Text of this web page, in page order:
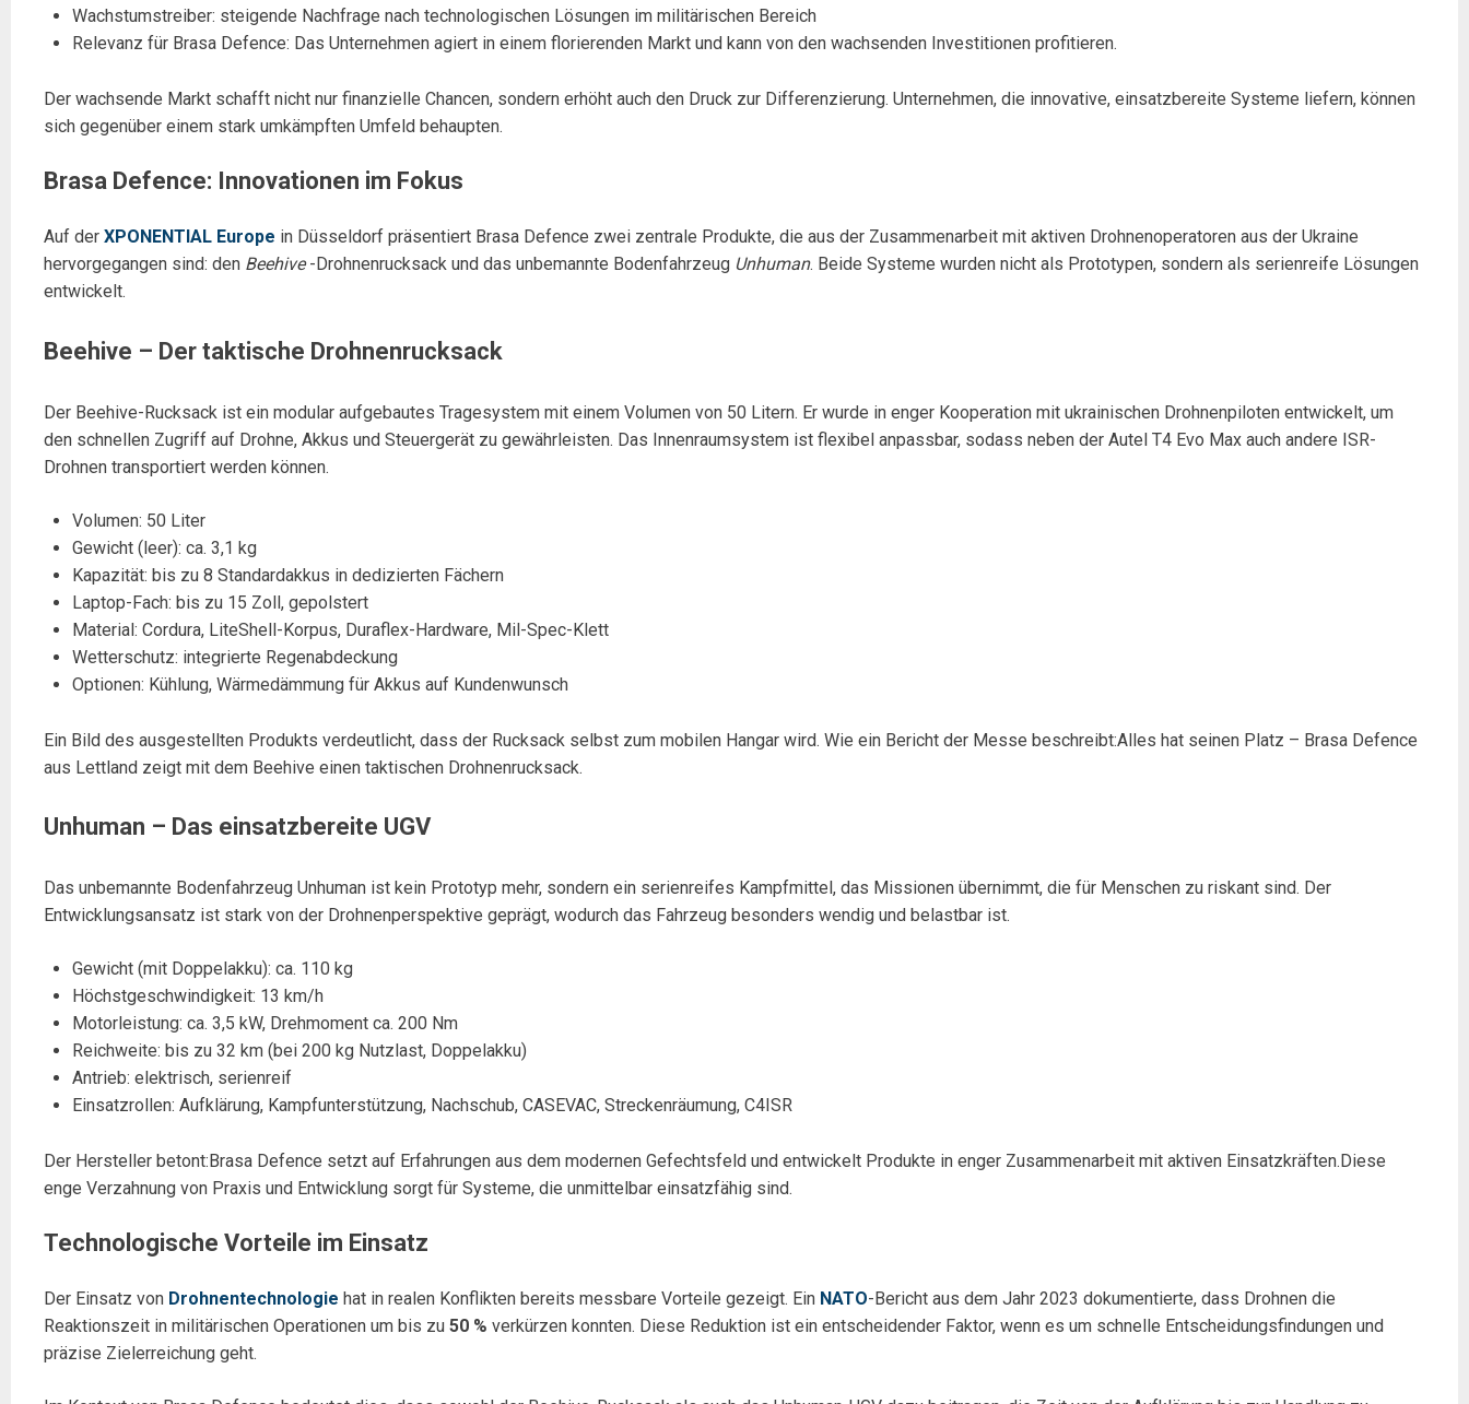
Wachstumstreiber: steigende Nachfrage nach technologischen Lösungen im militärischen Bereich
Relevanz für Brasa Defence: Das Unternehmen agiert in einem florierenden Markt und kann von den wachsenden Investitionen profitieren.
Der wachsende Markt schafft nicht nur finanzielle Chancen, sondern erhöht auch den Druck zur Differenzierung. Unternehmen, die innovative, einsatzbereite Systeme liefern, können
sich gegenüber einem stark umkämpften Umfeld behaupten.
Brasa Defence: Innovationen im Fokus
Auf der XPONENTIAL Europe in Düsseldorf präsentiert Brasa Defence zwei zentrale Produkte, die aus der Zusammenarbeit mit aktiven Drohnenoperatoren aus der Ukraine
hervorgegangen sind: den Beehive-Drohnenrucksack und das unbemannte Bodenfahrzeug Unhuman. Beide Systeme wurden nicht als Prototypen, sondern als serienreife Lösungen
entwickelt.
Beehive – Der taktische Drohnenrucksack
Der Beehive-Rucksack ist ein modular aufgebautes Tragesystem mit einem Volumen von 50 Litern. Er wurde in enger Kooperation mit ukrainischen Drohnenpiloten entwickelt, um
den schnellen Zugriff auf Drohne, Akkus und Steuergerät zu gewährleisten. Das Innenraumsystem ist flexibel anpassbar, sodass neben der Autel T4 Evo Max auch andere ISR-
Drohnen transportiert werden können.
Volumen: 50 Liter
Gewicht (leer): ca. 3,1 kg
Kapazität: bis zu 8 Standardakkus in dedizierten Fächern
Laptop-Fach: bis zu 15 Zoll, gepolstert
Material: Cordura, LiteShell-Korpus, Duraflex-Hardware, Mil-Spec-Klett
Wetterschutz: integrierte Regenabdeckung
Optionen: Kühlung, Wärmedämmung für Akkus auf Kundenwunsch
Ein Bild des ausgestellten Produkts verdeutlicht, dass der Rucksack selbst zum mobilen Hangar wird. Wie ein Bericht der Messe beschreibt:Alles hat seinen Platz – Brasa Defence
aus Lettland zeigt mit dem Beehive einen taktischen Drohnenrucksack.
Unhuman – Das einsatzbereite UGV
Das unbemannte Bodenfahrzeug Unhuman ist kein Prototyp mehr, sondern ein serienreifes Kampfmittel, das Missionen übernimmt, die für Menschen zu riskant sind. Der
Entwicklungsansatz ist stark von der Drohnenperspektive geprägt, wodurch das Fahrzeug besonders wendig und belastbar ist.
Gewicht (mit Doppelakku): ca. 110 kg
Höchstgeschwindigkeit: 13 km/h
Motorleistung: ca. 3,5 kW, Drehmoment ca. 200 Nm
Reichweite: bis zu 32 km (bei 200 kg Nutzlast, Doppelakku)
Antrieb: elektrisch, serienreif
Einsatzrollen: Aufklärung, Kampfunterstützung, Nachschub, CASEVAC, Streckenräumung, C4ISR
Der Hersteller betont:Brasa Defence setzt auf Erfahrungen aus dem modernen Gefechtsfeld und entwickelt Produkte in enger Zusammenarbeit mit aktiven Einsatzkräften.Diese
enge Verzahnung von Praxis und Entwicklung sorgt für Systeme, die unmittelbar einsatzfähig sind.
Technologische Vorteile im Einsatz
Der Einsatz von Drohnentechnologie hat in realen Konflikten bereits messbare Vorteile gezeigt. Ein NATO-Bericht aus dem Jahr 2023 dokumentierte, dass Drohnen die
Reaktionszeit in militärischen Operationen um bis zu 50 % verkürzen konnten. Diese Reduktion ist ein entscheidender Faktor, wenn es um schnelle Entscheidungsfindungen und
präzise Zielerreichung geht.